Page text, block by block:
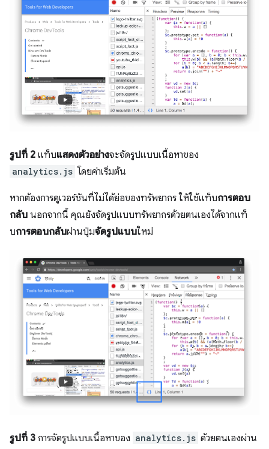
รูปที่ 2 แท็บแสดงตัวอย่างจะจัดรูปแบบเนื้อหาของ
analytics.js โดยค่าเริ่มต้น
หากต้องการดูเวอร์ชันที่ไม่ได้ย่อของทรัพยากร ให้ใช้แท็บการตอบ
กลับ นอกจากนี้ คุณยังจัดรูปแบบทรัพยากรด้วยตนเองได้จากแท็
บการตอบกลับผ่านปุ่มจัดรูปแบบใหม่
รูปที่ 3 การจัดรูปแบบเนื้อหาของ analytics.js ด้วยตนเองผ่าน